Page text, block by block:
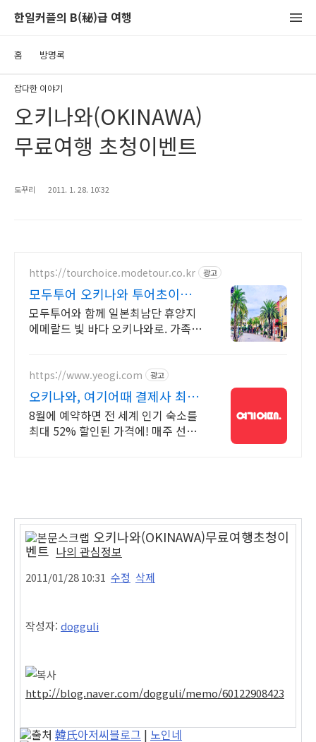
한일커플의 B(秘)급 여행
홈 방명록
잡다한 이야기
오키나와(OKINAWA)
무료여행 초청이벤트
도꾸리 2011. 1. 28. 10:32
https://tourchoice.modetour.co.kr 광고
모두투어 오키나와 투어초이스
에메랄드 빛 바다 환상의섬
모두투어와 함께 일본최남단 휴양지
에메랄드 빛 바다 오키나와로. 가족여
나와 여행을 떠나보세요
https://www.yeogi.com 광고
오키나와, 여기어때 결제사 최대
2만원 추가할인
8월에 예약하면 전 세계 인기 숙소를
최대 52% 할인된 가격에! 매주 선착
오키나와(OKINAWA)무료여행초청이
벤트 나의 관심정보
2011/01/28 10:31 수정 삭제
작성자: dogguli
http://blog.naver.com/dogguli/memo/60122908423
韓氏아저씨블로그 | 노인네